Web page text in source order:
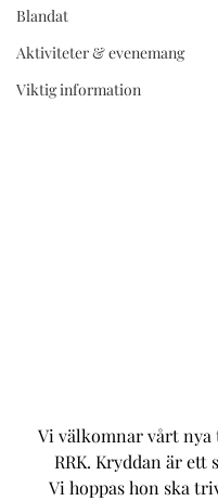
Blandat
Aktiviteter & evenemang
Viktig information
Vi välkomnar vårt
RRK. Kryddan är ett
Vi hoppas hon ska